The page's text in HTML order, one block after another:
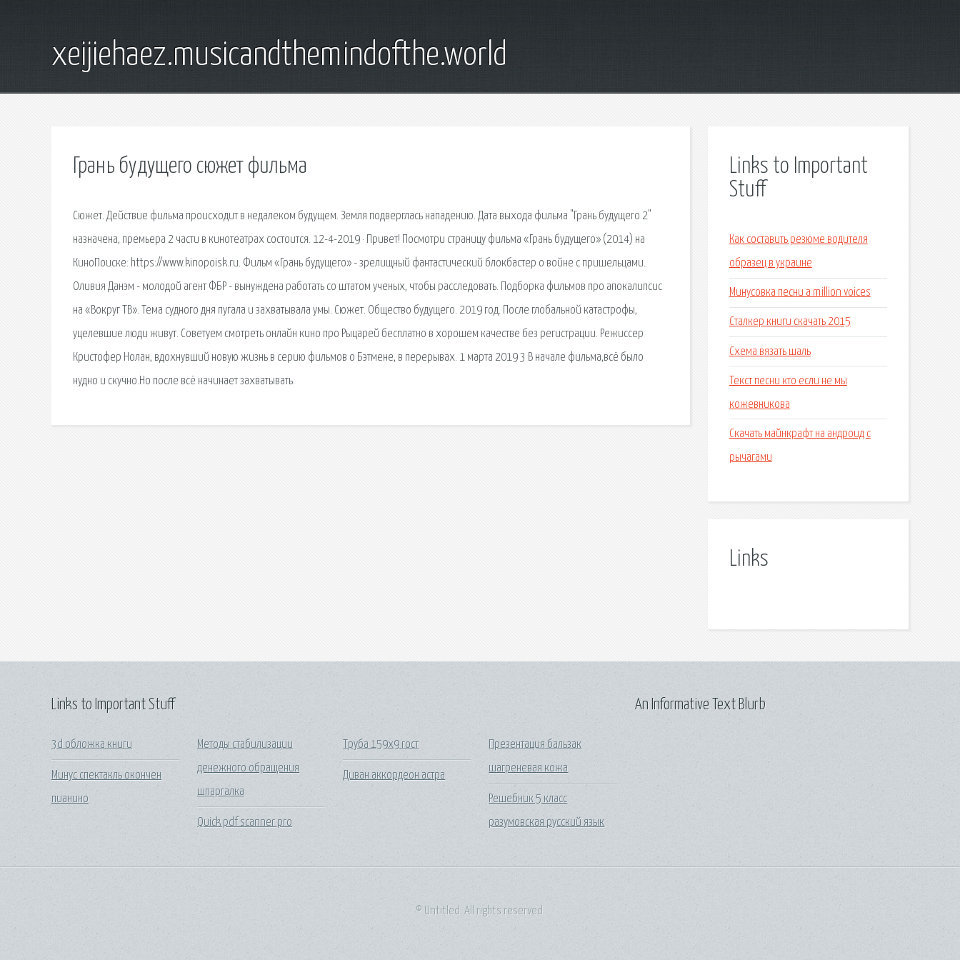
xeijiehaez.musicandthemindofthe.world
Грань будущего сюжет фильма
Сюжет. Действие фильма происходит в недалеком будущем. Земля подверглась нападению. Дата выхода фильма "Грань будущего 2"
назначена, премьера 2 части в кинотеатрах состоится. 12-4-2019 · Привет! Посмотри страницу фильма «Грань будущего» (2014) на
КиноПоиске: https://www.kinopoisk.ru. Фильм «Грань будущего» - зрелищный фантастический блокбастер о войне с пришельцами.
Оливия Данэм - молодой агент ФБР - вынуждена работать со штатом ученых, чтобы расследовать. Подборка фильмов про апокалипсис
на «Вокруг ТВ». Тема судного дня пугала и захватывала умы. Сюжет. Общество будущего. 2019 год. После глобальной катастрофы,
уцелевшие люди живут. Советуем смотреть онлайн кино про Рыцарей бесплатно в хорошем качестве без регистрации. Режиссер
Кристофер Нолан, вдохнувший новую жизнь в серию фильмов о Бэтмене, в перерывах. 1 марта 2019 3 В начале фильма,всё было
нудно и скучно.Но после всё начинает захватывать.
Links to Important
Stuff
Как составить резюме водителя
образец в украине
Минусовка песни a million voices
Сталкер книги скачать 2015
Схема вязать шаль
Текст песни кто если не мы
кожевникова
Скачать майнкрафт на андроид с
рычагами
Links
Links to Important Stuff
3d обложка книги
Минус спектакль окончен
пианино
Методы стабилизации
денежного обращения
шпаргалка
Quick pdf scanner pro
Труба 159х9 гост
Диван аккордеон астра
Презентация бальзак
шагреневая кожа
Решебник 5 класс
разумовская русский язык
An Informative Text Blurb
© Untitled. All rights reserved.